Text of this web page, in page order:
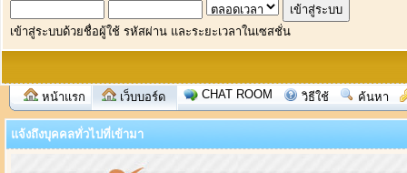
เข้าสู่ระบบด้วยชื่อผู้ใช้ รหัสผ่าน และระยะเวลาในเซสชั่น
หน้าแรก เว็บบอร์ด CHAT ROOM วิธีใช้ ค้นหา
แจ้งถึงบุคคลทั่วไปที่เข้ามา